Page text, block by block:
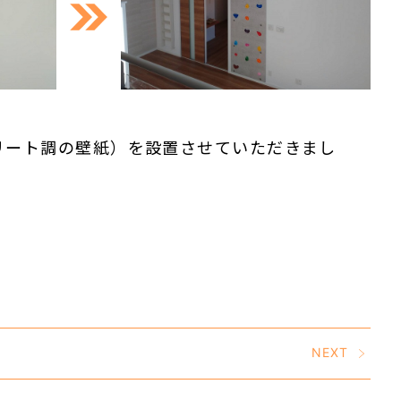
ト調の壁紙）を設置させていただきまし
NEXT